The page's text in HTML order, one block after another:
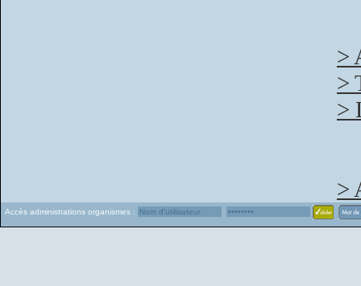
>
>
>
>
Accès administrations organismes :